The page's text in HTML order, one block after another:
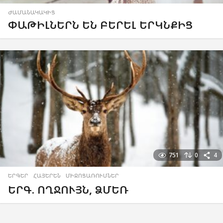
ԺԱՄԱՆԱԿԱԿԻՑ
ՓԱԹԻԼՆԵՐՆ ԵՆ ԲԵՐԵԼ ԵՐԿՆՔԻՑ
751 0 4
ԵՐԳԵՐ ,ՀԱՅԵՐԵՆ ,ՄԻՋՈՑԱՌՈՒՄՆԵՐ
ԵՐԳ. ՈՂՋՈՒՅՆ, ՁՄԵՌ